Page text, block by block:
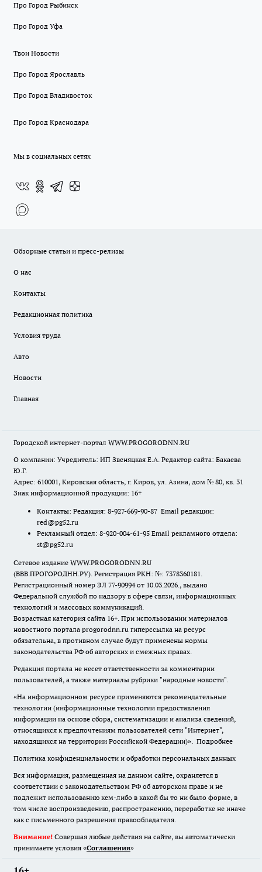
Про Город Рыбинск
Про Город Уфа
Твои Новости
Про Город Ярославль
Про Город Владивосток
Про Город Краснодара
Мы в социальных сетях
Обзорные статьи и пресс-релизы
О нас
Контакты
Редакционная политика
Условия труда
Авто
Новости
Главная
Городской интернет-портал WWW.PROGORODNN.RU
О компании: Учредитель: ИП Звеняцкая Е.А. Редактор сайта: Бакаева
Ю.Г.
Адрес: 610001, Кировская область, г. Киров, ул. Азина, дом № 80, кв. 31
Знак информационной продукции: 16+
Контакты: Редакция: 8-927-669-90-87 Email редакции:
red@pg52.ru
Рекламный отдел: 8-920-004-61-95 Email рекламного отдела:
st@pg52.ru
Сетевое издание WWW.PROGORODNN.RU
(ВВВ.ПРОГОРОДНН.РУ). Регистрация РКН: №: 7378360181.
Регистрационный номер ЭЛ 77-90994 от 10.03.2026., выдано
Федеральной службой по надзору в сфере связи, информационных
технологий и массовых коммуникаций.
Возрастная категория сайта 16+. При использовании материалов
новостного портала progorodnn.ru гиперссылка на ресурс
обязательна, в противном случае будут применены нормы
законодательства РФ об авторских и смежных правах.
Редакция портала не несет ответственности за комментарии
пользователей, а также материалы рубрики "народные новости".
«На информационном ресурсе применяются рекомендательные
технологии (информационные технологии предоставления
информации на основе сбора, систематизации и анализа сведений,
относящихся к предпочтениям пользователей сети "Интернет",
находящихся на территории Российской Федерации)». Подробнее
Политика конфиденциальности и обработки персональных данных
Вся информация, размещенная на данном сайте, охраняется в
соответствии с законодательством РФ об авторском праве и не
подлежит использованию кем-либо в какой бы то ни было форме, в
том числе воспроизведению, распространению, переработке не иначе
как с письменного разрешения правообладателя.
Внимание! Совершая любые действия на сайте, вы автоматически
принимаете условия «Cоглашения»